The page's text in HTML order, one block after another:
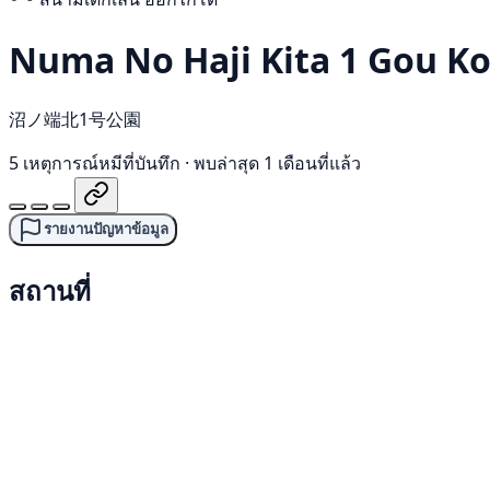
Numa No Haji Kita 1 Gou
沼ノ端北1号公園
5 เหตุการณ์หมีที่บันทึก · พบล่าสุด 1 เดือนที่แล้ว
รายงานปัญหาข้อมูล
สถานที่